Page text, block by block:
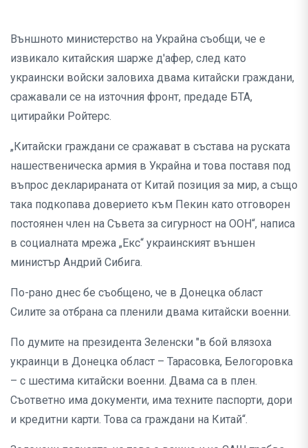
Външното министерство на Украйна съобщи, че е
извикало китайския шарже д'афер, след като
украински войски заловиха двама китайски граждани,
сражавали се на източния фронт, предаде БТА,
цитирайки Ройтерс.
„Китайски граждани се сражават в състава на руската
нашественическа армия в Украйна и това поставя под
въпрос декларираната от Китай позиция за мир, а също
така подкопава доверието към Пекин като отговорен
постоянен член на Съвета за сигурност на ООН“, написа
в социалната мрежа „Екс“ украинският външен
министър Андрий Сибига.
По-рано днес бе съобщено, че в Донецка област
Силите за отбрана са пленили двама китайски военни.
По думите на президента Зеленски "в бой влязоха
украинци в Донецка област – Тарасовка, Белогоровка
– с шестима китайски военни. Двама са в плен.
Съответно има документи, има техните паспорти, дори
и кредитни карти. Това са граждани на Китай“.